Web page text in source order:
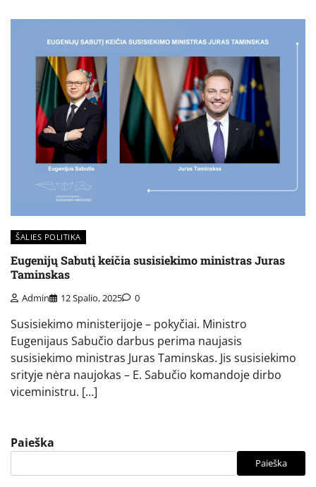
ŠALIES POLITIKA
Eugenijų Sabutį keičia susisiekimo ministras Juras
Taminskas
Admin 12 Spalio, 2025 0
Susisiekimo ministerijoje – pokyčiai. Ministro
Eugenijaus Sabučio darbus perima naujasis
susisiekimo ministras Juras Taminskas. Jis susisiekimo
srityje nėra naujokas – E. Sabučio komandoje dirbo
viceministru. […]
Paieška
Paieška